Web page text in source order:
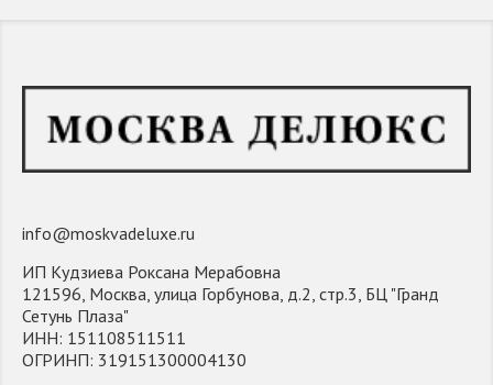
info@moskvadeluxe.ru
ИП Кудзиева Роксана Мерабовна
121596, Москва, улица Горбунова, д.2, стр.3, БЦ "Гранд
Сетунь Плаза"
ИНН: 151108511511
ОГРИНП: 319151300004130